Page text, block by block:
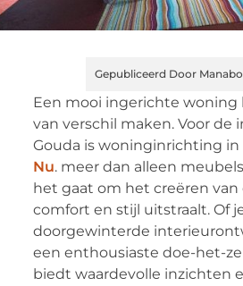
Gepubliceerd Door
Een mooi ingerichte woning
van verschil maken. Voor de
Gouda is woninginrichting in
Nu. meer dan alleen
het gaat om het creëren
comfort en stijl uitstraalt. Of
doorgewinterde
een enthousiaste doe-het-
biedt waardevolle inzichten